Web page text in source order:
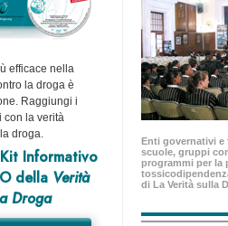
Enti governativi e
scuole, gruppi
programmi per la
di La Verità sulla
efficace nella
la droga è
Raggiungi i
con la verità
droga.
Informativo
della Verità
Droga